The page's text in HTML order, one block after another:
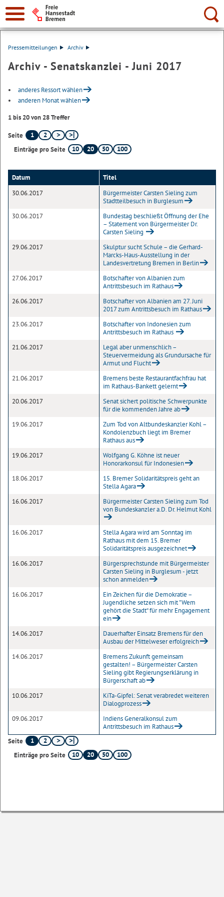
Suche:
Pressemitteilungen Archiv
Archiv - Senatskanzlei - Juni 2017
anderes Ressort wählen
anderen Monat wählen
1 bis 20 von 28 Treffer
Seite 1
2
Einträge pro Seite
10 20 50 100
Datum
Titel
30.06.2017
Bürgermeister Carsten Sieling zum
Stadtteilbesuch in Burglesum
30.06.2017
Bundestag beschließt Öffnung der Ehe
– Statement von Bürgermeister Dr.
Carsten Sieling
29.06.2017
Skulptur sucht Schule – die Gerhard-
Marcks-Haus-Ausstellung in der
Landesvertretung Bremen in Berlin
27.06.2017
Botschafter von Albanien zum
Antrittsbesuch im Rathaus
26.06.2017
Botschafter von Albanien am 27. Juni
2017 zum Antrittsbesuch im Rathaus
23.06.2017
Botschafter von Indonesien zum
Antrittsbesuch im Rathaus
21.06.2017
Legal aber unmenschlich –
Steuervermeidung als Grundursache für
Armut und Flucht
21.06.2017
Bremens beste Restaurantfachfrau hat
im Rathaus-Bankett gelernt
20.06.2017
Senat sichert politische Schwerpunkte
für die kommenden Jahre ab
19.06.2017
Zum Tod von Altbundeskanzler Kohl –
Kondolenzbuch liegt im Bremer
Rathaus aus
19.06.2017
Wolfgang G. Köhne ist neuer
Honorarkonsul für Indonesien
18.06.2017
15. Bremer Solidaritätspreis geht an
Stella Agara
16.06.2017
Bürgermeister Carsten Sieling zum Tod
von Bundeskanzler a.D. Dr. Helmut Kohl
16.06.2017
Stella Agara wird am Sonntag im
Rathaus mit dem 15. Bremer
Solidaritätspreis ausgezeichnet
16.06.2017
Bürgersprechstunde mit Bürgermeister
Carsten Sieling in Burglesum - jetzt
schon anmelden
16.06.2017
Ein Zeichen für die Demokratie –
Jugendliche setzen sich mit "Wem
gehört die Stadt“ für mehr Engagement
ein
14.06.2017
Dauerhafter Einsatz Bremens für den
Ausbau der Mittelweser erfolgreich
14.06.2017
Bremens Zukunft gemeinsam
gestalten! – Bürgermeister Carsten
Sieling gibt Regierungserklärung in
Bürgerschaft ab
10.06.2017
KiTa-Gipfel: Senat verabredet weiteren
Dialogprozess
09.06.2017
Indiens Generalkonsul zum
Antrittsbesuch im Rathaus
Seite
1
2
Einträge pro Seite
10 20 50 100